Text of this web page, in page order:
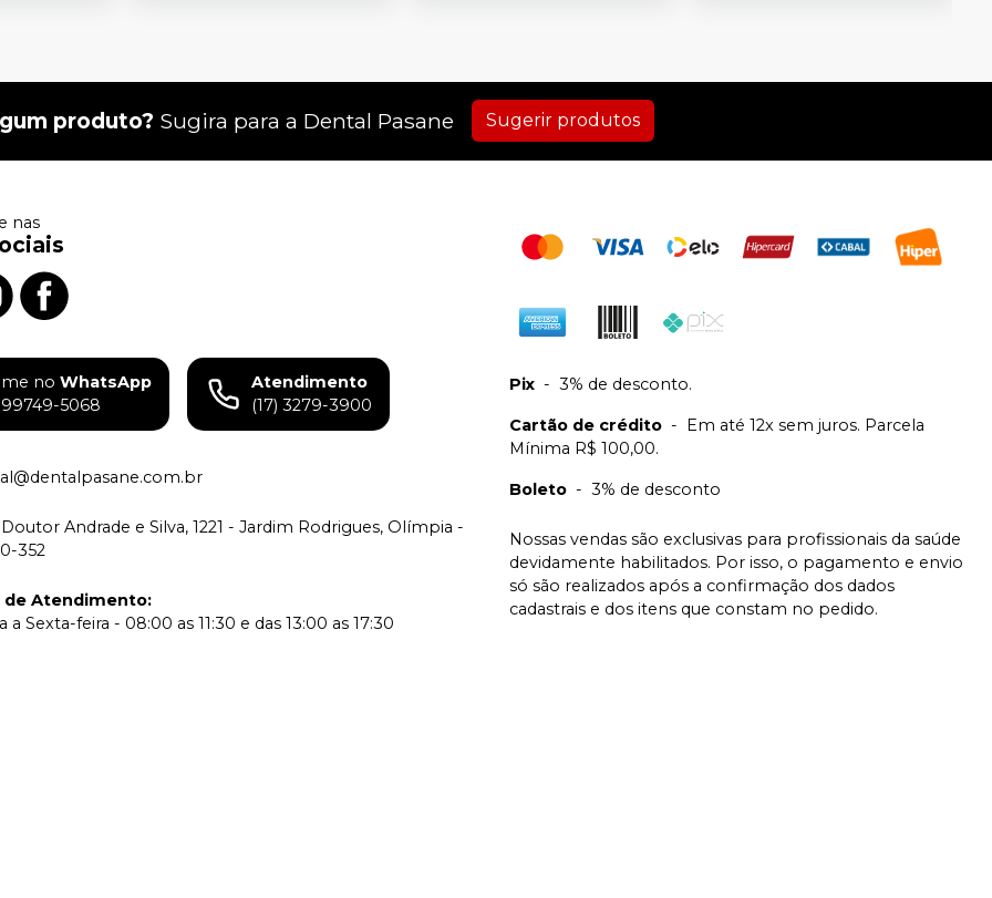
produto? Sugira para a Dental Pasane Sugerir produtos
nas
no WhatsApp
99749-5068
Atendimento
(17) 3279-3900
Andrade e Silva, 1221 - Jardim Rodrigues, Olímpia -
352
de Atendimento:
a Sexta-feira - 08:00 as 11:30 e das 13:00 as 17:30
Pix - 3% de desconto.
Cartão de crédito - Em até 12x sem juros. Parcela
Mínima R$ 100,00.
Boleto - 3% de desconto
Nossas vendas são exclusivas para profissionais da saúde
devidamente habilitados. Por isso, o pagamento e envio
só são realizados após a confirmação dos dados
cadastrais e dos itens que constam no pedido.